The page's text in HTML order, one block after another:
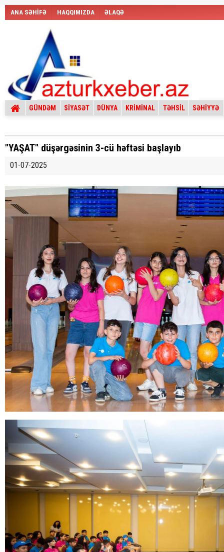
ANA SƏHİFƏ HAQQIMIZDA ƏLAQƏ
GÜNDƏM SİYASƏT DÜNYA KRİMİNAL TƏHSİL SƏHİYYƏ
"YAŞAT" düşərgəsinin 3-cü həftəsi başlayıb
01-07-2025